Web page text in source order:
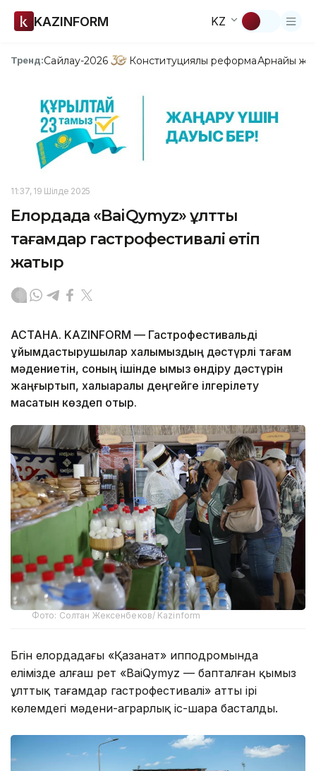
KAZINFORM KZ
Тренд:Сайлау-2026 Конституциялық реформаАрнайы
11:37, 19 Шілде 2025
Елордада «BaiQymyz» ұлттық
тағамдар гастрофестивалі өтіп
жатыр
АСТАНА. KAZINFORM — Гастрофестивальді
ұйымдастырушылар халқымыздың дәстүрлі тағам
мәдениетін, соның ішінде қымыз өндіру дәстүрін
жаңғыртып, халықаралық деңгейге ілгерілету
мақсатын көздеп отыр.
Фото: Солтан Жексенбеков/ Kazinform
Бүгін елордадағы «Қазанат» ипподромында
елімізде алғаш рет «BaiQymyz — бапталған қымыз
ұлттық тағамдар гастрофестивалі» атты ірі
көлемдегі мәдени-аграрлық іс-шара басталды.